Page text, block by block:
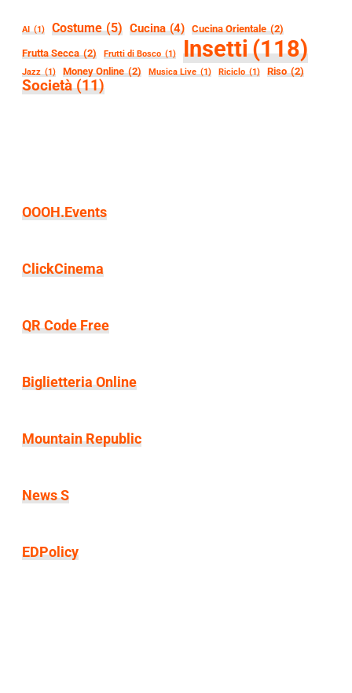
AI (1) Costume (5) Cucina (4) Cucina Orientale (2)
Frutta Secca (2) Frutti di Bosco (1) Insetti(118)
Jazz (1) Money Online (2) Musica Live (1) Riciclo (1) Riso (2)
Società (11)
OOOH.Events
ClickCinema
QR Code Free
Biglietteria Online
Mountain Republic
News S
EDPolicy